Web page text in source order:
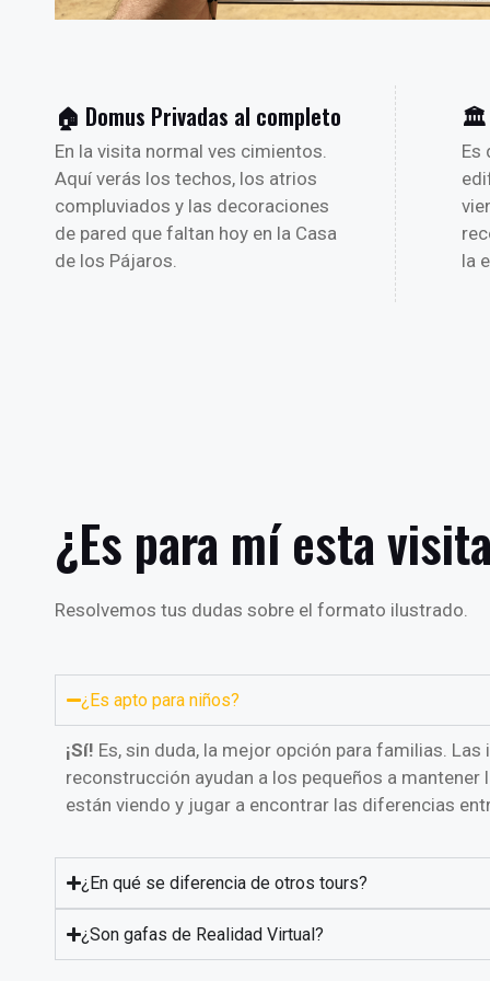
🏠 Domus Privadas al completo
En la visita normal ves cimientos.
Aquí verás los techos, los atrios
compluviados y las decoraciones
de pared que faltan hoy en la Casa
de los Pájaros.
🏛️
Es
la
¿Es para mí esta
Resolvemos tus dudas sobre el formato ilustrado.
¿Es apto para niños?
¡Sí! Es, sin duda, la mejor opción para familias. Las
reconstrucción ayudan a los pequeños a mantener
están viendo y jugar a encontrar las diferencias
¿En qué se diferencia de otros tours?
¿Son gafas de Realidad Virtual?